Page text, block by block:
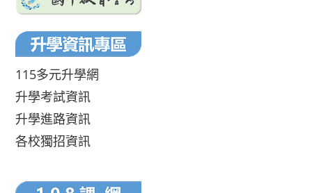
115多元升學網
升學考試資訊
升學進路資訊
各校獨招資訊